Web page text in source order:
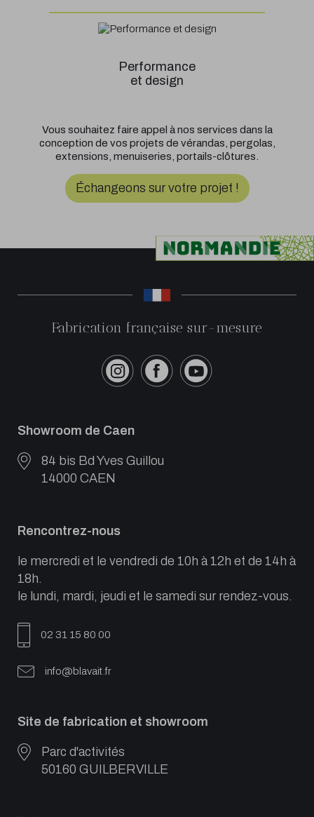
Performance
et design
Vous souhaitez faire appel à nos services dans la
conception de vos projets de vérandas, pergolas,
extensions, menuiseries, portails-clôtures.
Échangeons sur votre projet !
Fabrication française sur-mesure
Showroom de Caen
84 bis Bd Yves Guillou
14000 CAEN
Rencontrez-nous
le mercredi et le vendredi de 10h à 12h et de 14h à
18h.
le lundi, mardi, jeudi et le samedi sur rendez-vous.
02 31 15 80 00
info@blavait.fr
Site de fabrication et showroom
Parc d'activités
50160 GUILBERVILLE